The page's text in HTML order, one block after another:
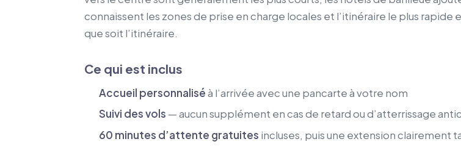
connaissent les zones de prise en charge locales et l’itinéraire le plus
que soit l’itinéraire.
Ce qui est inclus
Accueil personnaliséà l’arrivée avec une pancarte à votre nom
Suivi des vols — aucun supplément en cas de retard ou d’atterrissage
60 minutes d’attente gratuites incluses, puis une extension clairement